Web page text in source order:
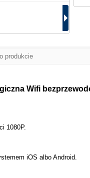
produkcie
Wifi
1080P.
iOS albo Android.